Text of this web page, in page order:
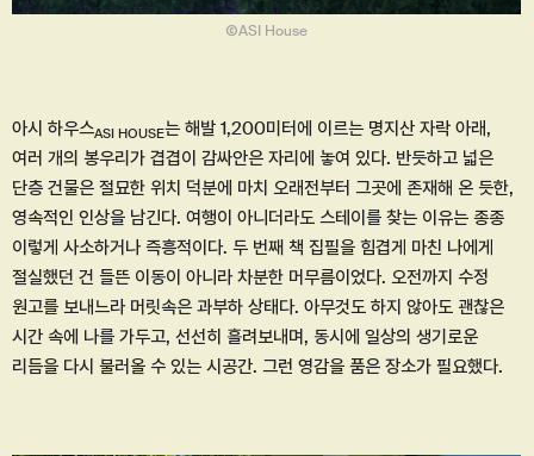
ⒸASI House
아시 하우스ASI HOUSE는 해발 1,200미터에 이르는 명지산 자락 아래,
여러 개의 봉우리가 겹겹이 감싸안은 자리에 놓여 있다. 반듯하고 넓은
단층 건물은 절묘한 위치 덕분에 마치 오래전부터 그곳에 존재해 온 듯한,
영속적인 인상을 남긴다. 여행이 아니더라도 스테이를 찾는 이유는 종종
이렇게 사소하거나 즉흥적이다. 두 번째 책 집필을 힘겹게 마친 나에게
절실했던 건 들뜬 이동이 아니라 차분한 머무름이었다. 오전까지 수정
원고를 보내느라 머릿속은 과부하 상태다. 아무것도 하지 않아도 괜찮은
시간 속에 나를 가두고, 선선히 흘려보내며, 동시에 일상의 생기로운
리듬을 다시 불러올 수 있는 시공간. 그런 영감을 품은 장소가 필요했다.